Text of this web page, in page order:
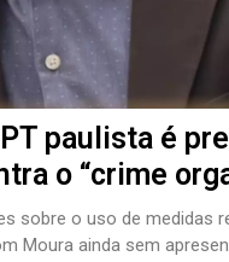
paulista é
o “crime
sobre o uso de medidas
Moura ainda sem